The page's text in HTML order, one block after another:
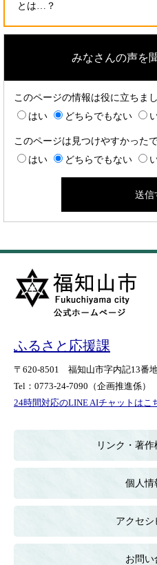
とは…？
みなさんの声を
このページの情報は役に立ちま
はい
どちらでもない
このページは見つけやすかった
はい
どちらでもない
ふるさと応援課
〒620-8501 福知山市字内記13番
Tel：0773-24-7090 （企画推進係）
24時間対応のLINE AIチャットはこ
外
ン
リンク・著
個人情
アクセシ
お問い